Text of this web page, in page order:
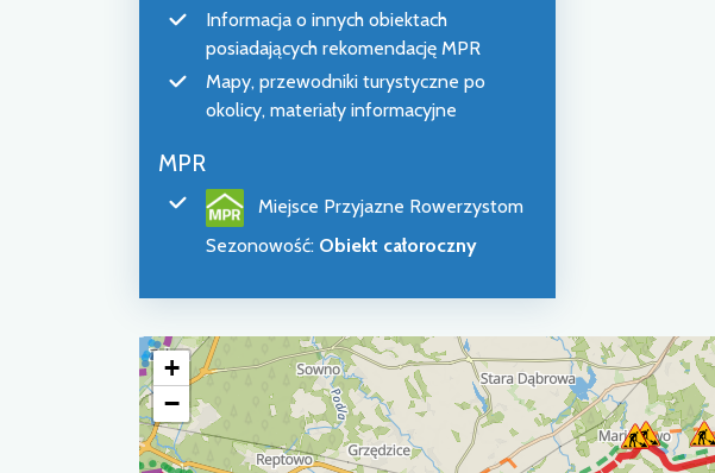
Informacja o innych obiektach
posiadających rekomendację MPR
Mapy, przewodniki turystyczne po
okolicy, materiały informacyjne
MPR
Miejsce Przyjazne Rowerzystom
Sezonowość: Obiekt całoroczny
+
−